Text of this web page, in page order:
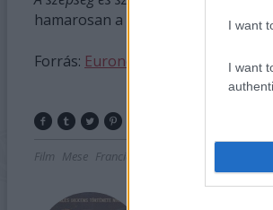
I want
I want
hamarosan a mozikban.
Forrás: Euronews
Film Mese Franciaország